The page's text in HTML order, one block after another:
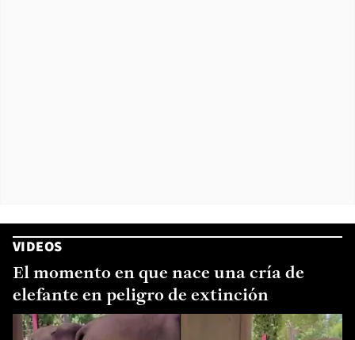
VIDEOS
El momento en que nace una cría de
elefante en peligro de extinción